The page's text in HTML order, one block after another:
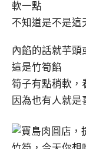
軟一點
不知道是不是這
內餡的話就芋頭
這是竹筍餡
筍子有點稍軟，
因為也有人就是